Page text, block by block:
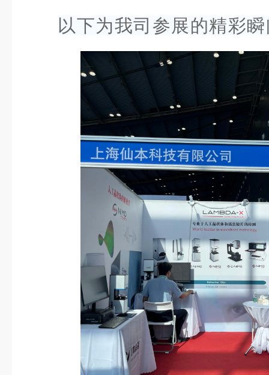
以下为我司参展的精彩